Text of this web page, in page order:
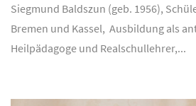
Siegmund Baldszun (geb. 1956),
Bremen und Kassel, Ausbildung als
Heilpädagoge und Realschullehrer,...